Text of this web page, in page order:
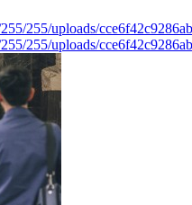
255/uploads/
255/uploads/